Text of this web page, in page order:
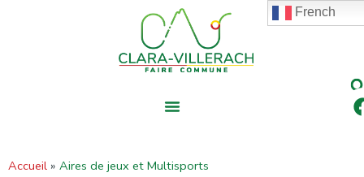
Accueil Aires de jeux et Multisports
French